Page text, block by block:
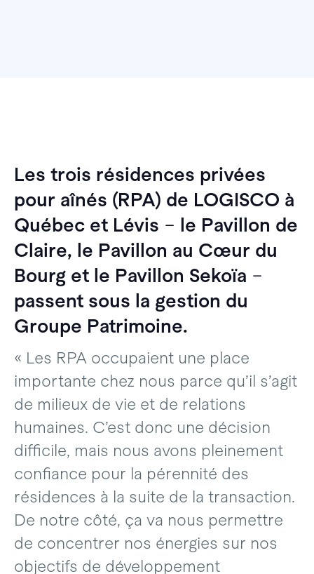
Les trois résidences privées
pour aînés (RPA) de LOGISCO à
Québec et Lévis – le Pavillon de
Claire, le Pavillon au Cœur du
Bourg et le Pavillon Sekoïa –
passent sous la gestion du
Groupe Patrimoine.
« Les RPA occupaient une place
importante chez nous parce qu’il s’agit
de milieux de vie et de relations
humaines. C’est donc une décision
difficile, mais nous avons pleinement
confiance pour la pérennité des
résidences à la suite de la transaction.
De notre côté, ça va nous permettre
de concentrer nos énergies sur nos
objectifs de développement